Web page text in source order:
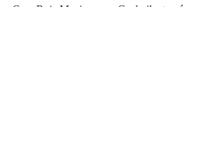
Cruz Roja Mexicana en Coahuila, tomó